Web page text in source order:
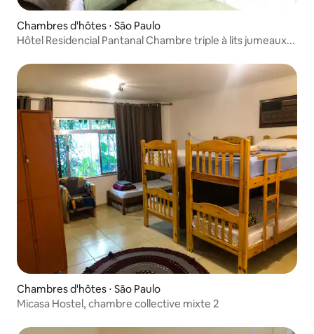
Chambres d'hôtes ⋅ São Paulo
Hôtel Residencial Pantanal Chambre triple à lits jumeaux...
Chambres d'hôtes ⋅ São Paulo
Micasa Hostel, chambre collective mixte 2